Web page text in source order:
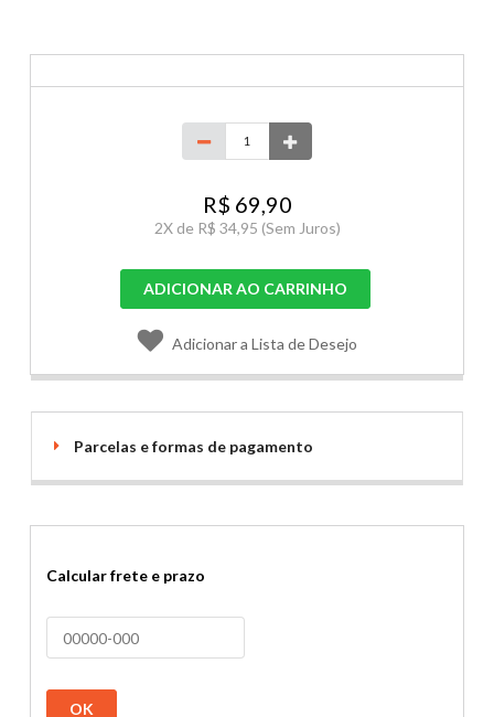
R$ 69,90
2X de R$ 34,95 (Sem Juros)
ADICIONAR AO CARRINHO
Adicionar a Lista de Desejo
Parcelas e formas de pagamento
Calcular frete e prazo
OK